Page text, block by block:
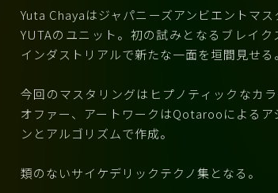
Yuta Chayaはジャパニーズアンビエントマ
YUTAのユニット。初の試みとなるブレイク
インダストリアルで新たな一面を垣間見せる。
今回のマスタリングはヒプノティックなカ
オファー、アートワークはQotarooによるア
ンとアルゴリズムで作成。
類のないサイケデリックテクノ集となる。